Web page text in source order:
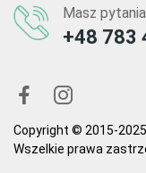
Masz
+48 783
Copyright © 2015-
Wszelkie prawa